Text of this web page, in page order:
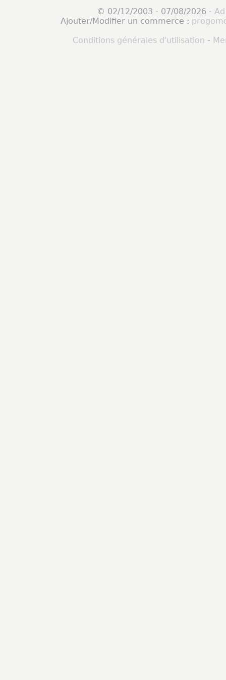
© 02/12/2003 - 07/08/2026 -
Ajouter/Modifier un commerce :
Conditions générales d'utilisation -